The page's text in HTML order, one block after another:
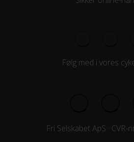
Følg med i vores
Fri Selskabet ApS · CVR-